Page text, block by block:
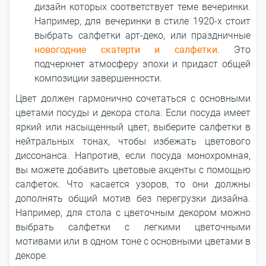
дизайн которых соответствует теме вечеринки.
Например, для вечеринки в стиле 1920-х стоит
выбрать салфетки арт-деко, или праздничные
новогодние скатерти и салфетки. Это
подчеркнет атмосферу эпохи и придаст общей
композиции завершенности.
Цвет должен гармонично сочетаться с основными
цветами посуды и декора стола. Если посуда имеет
яркий или насыщенный цвет, выберите салфетки в
нейтральных тонах, чтобы избежать цветового
диссонанса. Напротив, если посуда монохромная,
вы можете добавить цветовые акценты с помощью
салфеток. Что касается узоров, то они должны
дополнять общий мотив без перегрузки дизайна.
Например, для стола с цветочным декором можно
выбрать салфетки с легкими цветочными
мотивами или в одном тоне с основными цветами в
декоре.